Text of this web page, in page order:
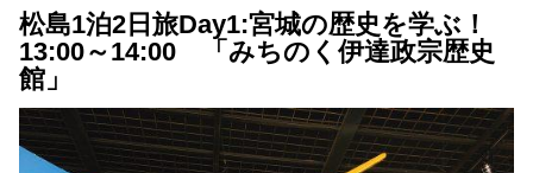
松島1泊2日旅Day1:宮城の歴史を学ぶ！
13:00～14:00 「みちのく伊達政宗歴史
館」